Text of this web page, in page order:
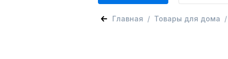
Главная Товары для дома